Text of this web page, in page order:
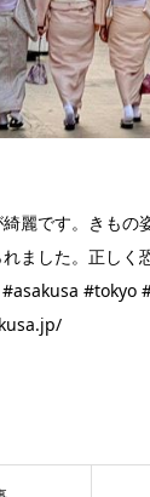
麗です。きもの
ました。正しく
#tokyo